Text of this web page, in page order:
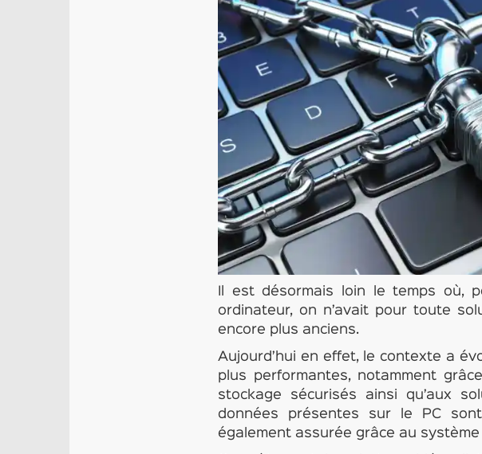
Il est désormais loin le temps où,
ordinateur, on n’avait pour toute
encore plus anciens.
Aujourd’hui en effet, le contexte a
plus performantes, notamment
stockage sécurisés ainsi qu’aux
données présentes sur le PC
également assurée grâce au